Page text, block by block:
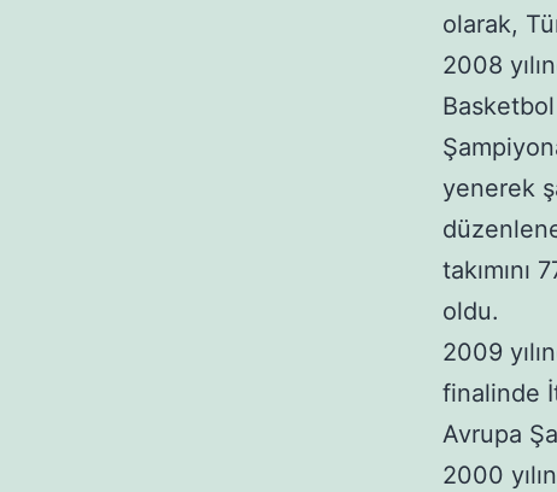
olarak,
2008
yenerek
oldu.
2009
finalinde
Avrupa
2000